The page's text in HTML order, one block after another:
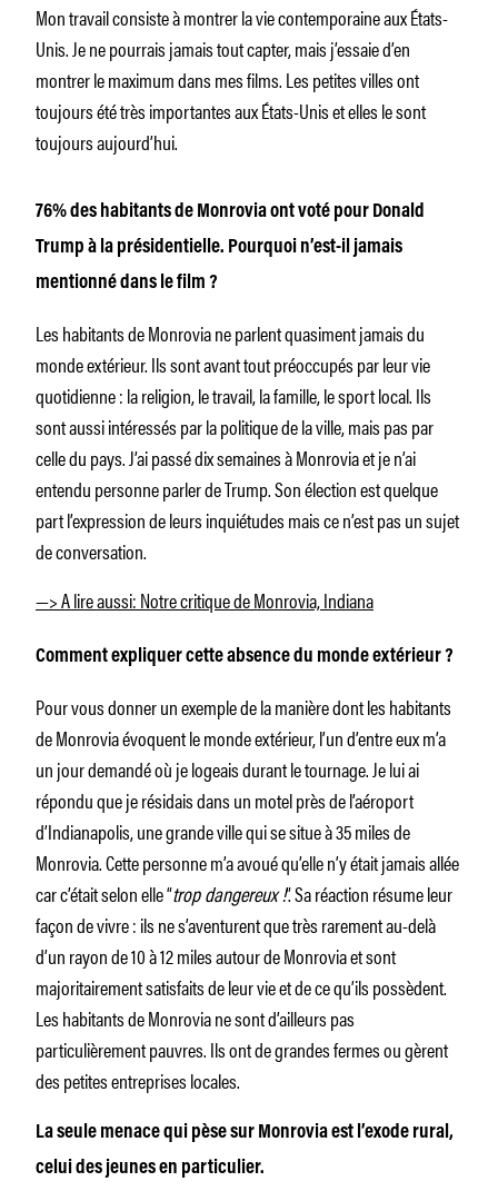
Mon travail consiste à montrer la vie contemporaine aux États-
Unis. Je ne pourrais jamais tout capter, mais j’essaie d’en
montrer le maximum dans mes films. Les petites villes ont
toujours été très importantes aux États-Unis et elles le sont
toujours aujourd’hui.
76% des habitants de Monrovia ont voté pour Donald
Trump à la présidentielle. Pourquoi n’est-il jamais
mentionné dans le film ?
Les habitants de Monrovia ne parlent quasiment jamais du
monde extérieur. Ils sont avant tout préoccupés par leur vie
quotidienne : la religion, le travail, la famille, le sport local. Ils
sont aussi intéressés par la politique de la ville, mais pas par
celle du pays. J’ai passé dix semaines à Monrovia et je n’ai
entendu personne parler de Trump. Son élection est quelque
part l’expression de leurs inquiétudes mais ce n’est pas un sujet
de conversation.
—> A lire aussi: Notre critique de Monrovia, Indiana
Comment expliquer cette absence du monde extérieur ?
Pour vous donner un exemple de la manière dont les habitants
de Monrovia évoquent le monde extérieur, l’un d’entre eux m’a
un jour demandé où je logeais durant le tournage. Je lui ai
répondu que je résidais dans un motel près de l’aéroport
d’Indianapolis, une grande ville qui se situe à 35 miles de
Monrovia. Cette personne m’a avoué qu’elle n’y était jamais allée
car c’était selon elle “trop dangereux !”. Sa réaction résume leur
façon de vivre : ils ne s’aventurent que très rarement au-delà
d’un rayon de 10 à 12 miles autour de Monrovia et sont
majoritairement satisfaits de leur vie et de ce qu’ils possèdent.
Les habitants de Monrovia ne sont d’ailleurs pas
particulièrement pauvres. Ils ont de grandes fermes ou gèrent
des petites entreprises locales.
La seule menace qui pèse sur Monrovia est l’exode rural,
celui des jeunes en particulier.